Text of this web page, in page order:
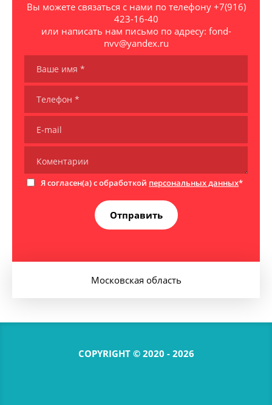
Вы можете связаться с нами по телефону +7(916)
423-16-40
или написать нам письмо по адресу: fond-
nvv@yandex.ru
Я согласен(а) с обработкой персональных данных*
Отправить
Московская область
COPYRIGHT © 2020 - 2026